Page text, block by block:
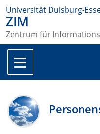
Universität Duisburg-
ZIM
Zentrum für